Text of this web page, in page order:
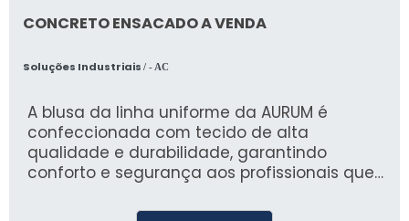
CONCRETO ENSACADO A VENDA
Soluções Industriais / - AC
A blusa da linha uniforme da AURUM é
confeccionada com tecido de alta
qualidade e durabilidade, garantindo
conforto e segurança aos profissionais que
elegante, a blusa é perfeita para compor o